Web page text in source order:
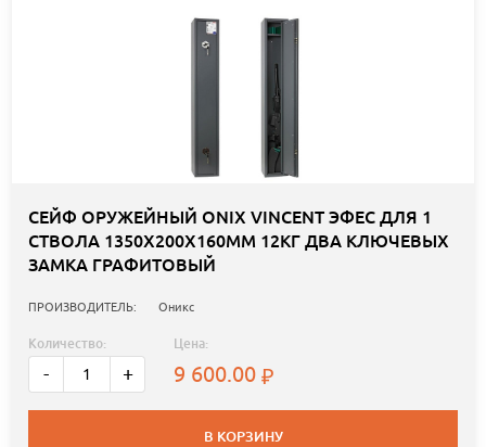
СЕЙФ ОРУЖЕЙНЫЙ ONIX VINCENT ЭФЕС ДЛЯ 1
СТВОЛА 1350Х200Х160ММ 12КГ ДВА КЛЮЧЕВЫХ
ЗАМКА ГРАФИТОВЫЙ
ПРОИЗВОДИТЕЛЬ: Оникс
Количество:
- +
Цена:
9 600.00
В КОРЗИНУ